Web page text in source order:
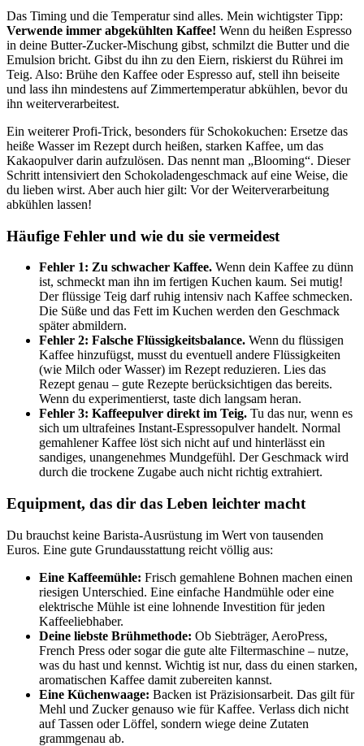
Das Timing und die Temperatur sind alles. Mein wichtigster Tipp:
Verwende immer abgekühlten Kaffee! Wenn du heißen Espresso
in deine Butter-Zucker-Mischung gibst, schmilzt die Butter und die
Emulsion bricht. Gibst du ihn zu den Eiern, riskierst du Rührei im
Teig. Also: Brühe den Kaffee oder Espresso auf, stell ihn beiseite
und lass ihn mindestens auf Zimmertemperatur abkühlen, bevor du
ihn weiterverarbeitest.
Ein weiterer Profi-Trick, besonders für Schokokuchen: Ersetze das
heiße Wasser im Rezept durch heißen, starken Kaffee, um das
Kakaopulver darin aufzulösen. Das nennt man „Blooming“. Dieser
Schritt intensiviert den Schokoladengeschmack auf eine Weise, die
du lieben wirst. Aber auch hier gilt: Vor der Weiterverarbeitung
abkühlen lassen!
Häufige Fehler und wie du sie vermeidest
Fehler 1: Zu schwacher Kaffee. Wenn dein Kaffee zu dünn
ist, schmeckt man ihn im fertigen Kuchen kaum. Sei mutig!
Der flüssige Teig darf ruhig intensiv nach Kaffee schmecken.
Die Süße und das Fett im Kuchen werden den Geschmack
später abmildern.
Fehler 2: Falsche Flüssigkeitsbalance. Wenn du flüssigen
Kaffee hinzufügst, musst du eventuell andere Flüssigkeiten
(wie Milch oder Wasser) im Rezept reduzieren. Lies das
Rezept genau – gute Rezepte berücksichtigen das bereits.
Wenn du experimentierst, taste dich langsam heran.
Fehler 3: Kaffeepulver direkt im Teig. Tu das nur, wenn es
sich um ultrafeines Instant-Espressopulver handelt. Normal
gemahlener Kaffee löst sich nicht auf und hinterlässt ein
sandiges, unangenehmes Mundgefühl. Der Geschmack wird
durch die trockene Zugabe auch nicht richtig extrahiert.
Equipment, das dir das Leben leichter macht
Du brauchst keine Barista-Ausrüstung im Wert von tausenden
Euros. Eine gute Grundausstattung reicht völlig aus:
Eine Kaffeemühle: Frisch gemahlene Bohnen machen einen
riesigen Unterschied. Eine einfache Handmühle oder eine
elektrische Mühle ist eine lohnende Investition für jeden
Kaffeeliebhaber.
Deine liebste Brühmethode: Ob Siebträger, AeroPress,
French Press oder sogar die gute alte Filtermaschine – nutze,
was du hast und kennst. Wichtig ist nur, dass du einen starken,
aromatischen Kaffee damit zubereiten kannst.
Eine Küchenwaage: Backen ist Präzisionsarbeit. Das gilt für
Mehl und Zucker genauso wie für Kaffee. Verlass dich nicht
auf Tassen oder Löffel, sondern wiege deine Zutaten
grammgenau ab.